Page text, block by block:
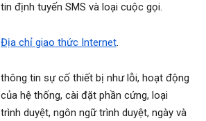
tin định tuyến SMS và loại cuộc gọi.
Địa chỉ giao thức Internet.
thông tin sự cố thiết bị như lỗi, hoạt động
của hệ thống, cài đặt phần cứng, loại
trình duyệt, ngôn ngữ trình duyệt, ngày và